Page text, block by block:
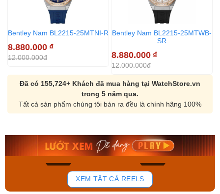
Bentley Nam BL2215-25MTNI-R
8.880.000 ₫
12.000.000đ
Bentley Nam BL2215-25MTWB-
SR
8.880.000 ₫
12.000.000đ
Đã có 155,724+ Khách đã mua hàng tại WatchStore.vn
trong 5 năm qua.
Tất cả sản phẩm chúng tôi bán ra đều là chính hãng 100%
150
Orient Nam RA-
Mua ngay
Casio Nam MTS-
Mua ngay
XEM TẤT CẢ REELS